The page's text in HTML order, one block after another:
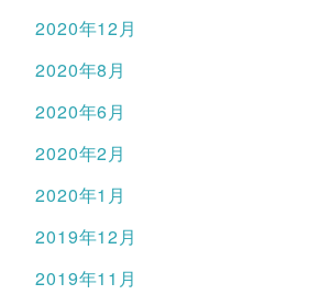
2020年12月
2020年8月
2020年6月
2020年2月
2020年1月
2019年12月
2019年11月